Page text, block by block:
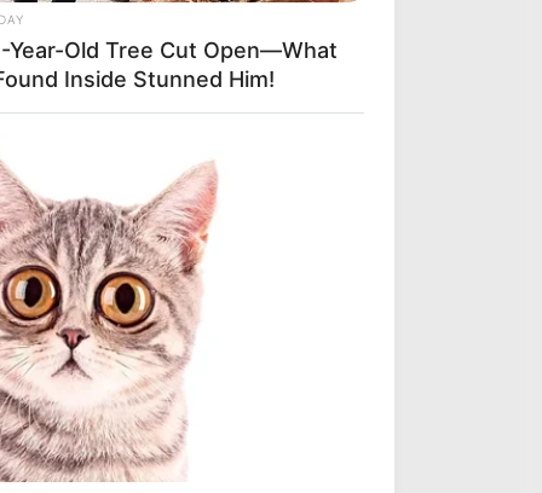
Year-Old Tree Cut Open—What
Inside Stunned Him!